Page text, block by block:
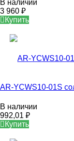
В наличии
3 960 ₽
Купить
AR-YCWS10-01S
В наличии
992,01 ₽
Купить